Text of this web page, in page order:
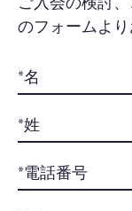
のフォームより